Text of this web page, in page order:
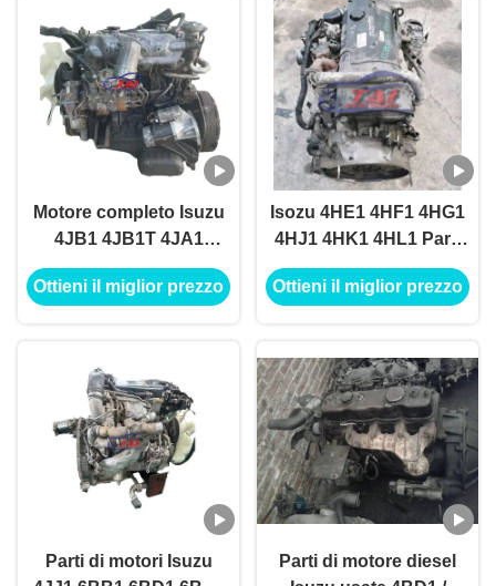
Motore completo Isuzu
4JB1 4JB1T 4JA1
4JA1T 4JH1 Motori
turbo diesel
Ottieni il miglior prezzo
Isozu 4HE1 4HF1 4HG1
4HJ1 4HK1 4HL1 Parti
di motori diesel
Ottieni il miglior prezzo
Parti di motori Isuzu
Parti di motore diesel